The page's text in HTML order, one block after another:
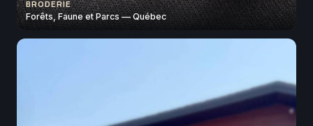
BRODERIE
Forêts, Faune et Parcs — Québec